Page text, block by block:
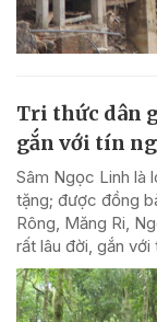
Tri thức dân
gắn với tín
Sâm Ngọc Linh là
tặng; được đồng
Rông, Măng Ri,
rất lâu đời, gắn với